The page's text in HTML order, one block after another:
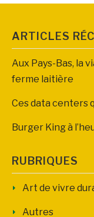
ARTICLES
Aux Pays-Bas, la
ferme laitière
Ces data centers
Burger King à
RUBRIQUES
Art de vivre
Autres